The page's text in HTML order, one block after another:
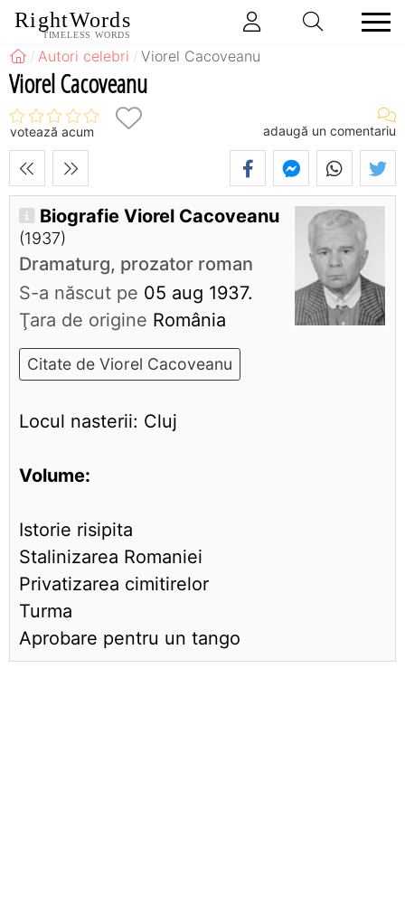
RightWords
TIMELESS WORDS
Autori celebri Viorel Cacoveanu
Viorel Cacoveanu
votează acum adaugă un comentariu
Biografie Viorel Cacoveanu
(1937)
Dramaturg, prozator roman
S-a născut pe 05 aug 1937.
Ţara de origine România
Citate de Viorel Cacoveanu
Locul nasterii: Cluj
Volume:
Istorie risipita
Stalinizarea Romaniei
Privatizarea cimitirelor
Turma
Aprobare pentru un tango